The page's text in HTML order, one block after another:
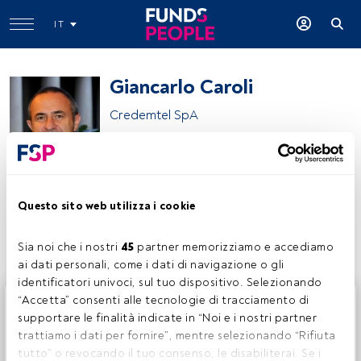
Questo sito web utilizza i cookie
Sia noi che i nostri 45 partner memorizziamo e accediamo
ai dati personali, come i dati di navigazione o gli
identificatori univoci, sul tuo dispositivo. Selezionando
“Accetta” consenti alle tecnologie di tracciamento di
supportare le finalità indicate in “Noi e i nostri partner
trattiamo i dati per fornire”, mentre selezionando “Rifiuta
tutto” o revocando il tuo consenso, le disabiliterai. Se i
IT
Giancarlo Caroli
Credemtel SpA
Condividi:
Questo è un articolo riservato agli utenti FundsPeople. Se
sei già registrato, accedi tramite il pulsante Login. Se non
hai ancora un account, ti invitiamo a registrarti per scoprire
tutti i contenuti che FundsPeople ha da offrire.